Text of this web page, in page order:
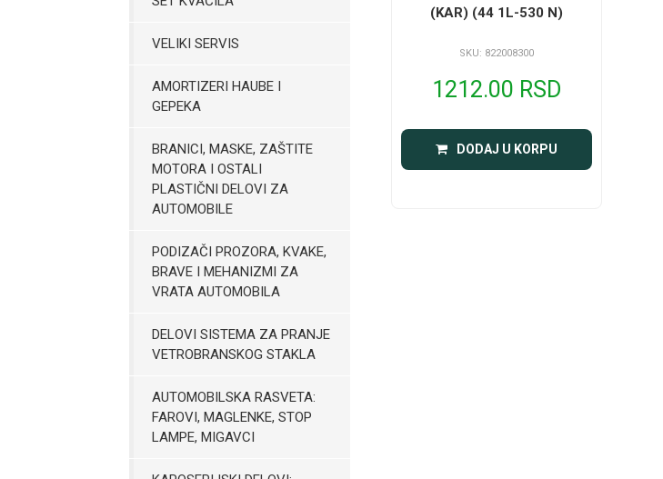
VELIKI SERVIS
AMORTIZERI HAUBE I
GEPEKA
BRANICI, MASKE, ZAŠTITE
MOTORA I OSTALI
PLASTIČNI DELOVI ZA
AUTOMOBILE
PODIZAČI PROZORA, KVAKE,
BRAVE I MEHANIZMI ZA
VRATA AUTOMOBILA
DELOVI SISTEMA ZA PRANJE
VETROBRANSKOG STAKLA
AUTOMOBILSKA RASVETA:
FAROVI, MAGLENKE, STOP
LAMPE, MIGAVCI
(KAR) (44 1L-530 N)
SKU: 822008300
1212.00 RSD
DODAJ U KORPU